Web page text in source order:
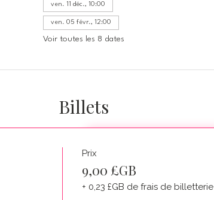
ven. 11 déc., 10:00
ven. 05 févr., 12:00
Voir toutes les 8 dates
Billets
Prix
9,00 £GB
+ 0,23 £GB de frais de billetterie